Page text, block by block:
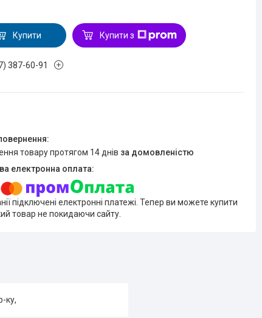
Купити Купити з
387-60-91
товару протягом 14 днів за домовленістю
підключені електронні платежі. Тепер ви можете купити
товар не покидаючи сайту.
ку,